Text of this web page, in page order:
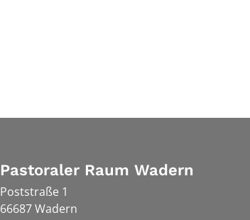
Pastoraler Raum Wadern
Poststraße 1
66687Wadern